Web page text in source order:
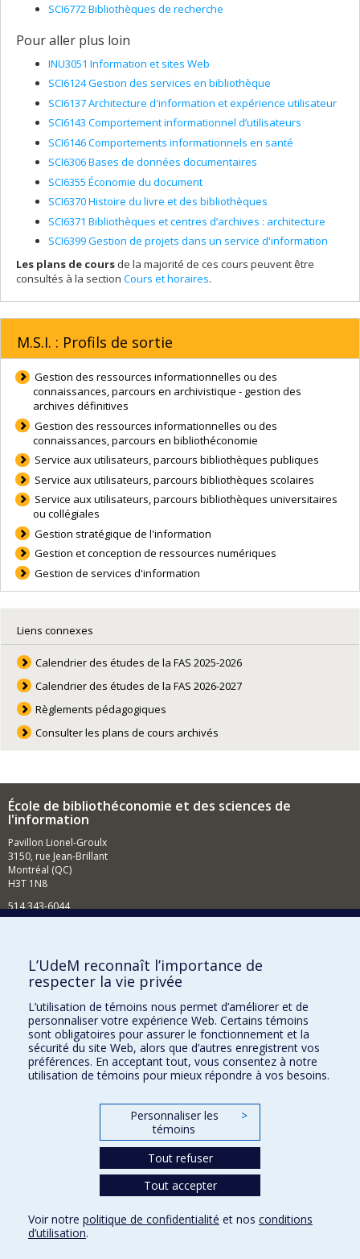
SCI6772 Bibliothèques de recherche
Pour aller plus loin
INU3051 Information et sites Web
SCI6124 Gestion des services en bibliothèque
SCI6137 Architecture d'information et expérience utilisateur
SCI6143 Comportement informationnel d’utilisateurs
SCI6146 Comportements informationnels en santé
SCI6306 Bases de données documentaires
SCI6355 Économie du document
SCI6370 Histoire du livre et des bibliothèques
SCI6371 Bibliothèques et centres d’archives : architecture
SCI6399 Gestion de projets dans un service d'information
Les plans de cours de la majorité de ces cours peuvent être
consultés à la section Cours et horaires.
M.S.I. : Profils de sortie
Gestion des ressources informationnelles ou des
connaissances, parcours en archivistique - gestion des
archives définitives
Gestion des ressources informationnelles ou des
connaissances, parcours en bibliothéconomie
Service aux utilisateurs, parcours bibliothèques publiques
Service aux utilisateurs, parcours bibliothèques scolaires
Service aux utilisateurs, parcours bibliothèques universitaires
ou collégiales
Gestion stratégique de l'information
Gestion et conception de ressources numériques
Gestion de services d'information
Liens connexes
Calendrier des études de la FAS 2025-2026
Calendrier des études de la FAS 2026-2027
Règlements pédagogiques
Consulter les plans de cours archivés
École de bibliothéconomie et des sciences de
l'information
Pavillon Lionel-Groulx
3150, rue Jean-Brillant
Montréal (QC)
H3T 1N8
514 343-6044
Comment soutenir l'École?
BESOIN D'AIDE?
Plan du site
Signaler une erreur
Accessibilité
FACULTÉ DES ARTS ET DES SCIENCES
Nos départements et écoles
Conditions d’utilisation
L’UdeM reconnaît l’importance de
respecter la vie privée
L’utilisation de témoins nous permet d’améliorer et de
personnaliser votre expérience Web. Certains témoins
sont obligatoires pour assurer le fonctionnement et la
sécurité du site Web, alors que d’autres enregistrent vos
préférences. En acceptant tout, vous consentez à notre
utilisation de témoins pour mieux répondre à vos besoins.
Personnaliser les
témoins
>
Tout refuser
Tout accepter
Voir notre politique de confidentialité et nos conditions
d’utilisation.